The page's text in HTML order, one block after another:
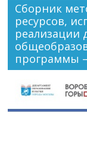
Сборник
ресурсов,
реализации
программы